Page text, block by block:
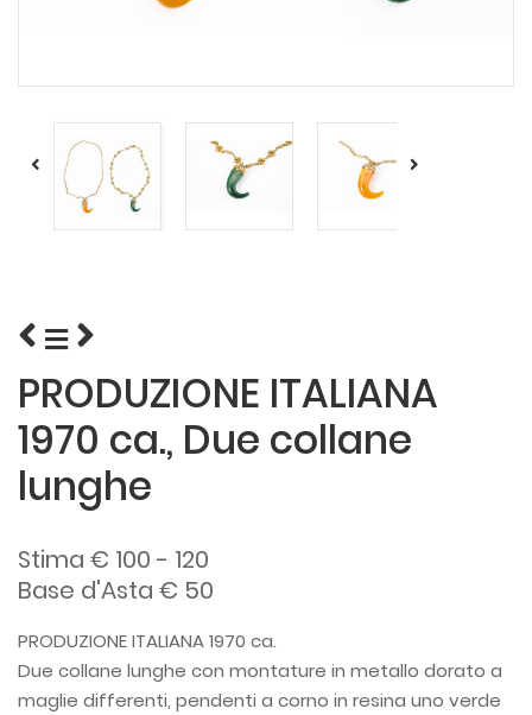
PRODUZIONE ITALIANA
1970 ca., Due collane
lunghe
Stima € 100 - 120
Base d'Asta € 50
PRODUZIONE ITALIANA 1970 ca.
Due collane lunghe con montature in metallo dorato a
maglie differenti, pendenti a corno in resina uno verde